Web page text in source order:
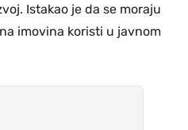
Istakao je da se moraju
imovina koristi u javnom